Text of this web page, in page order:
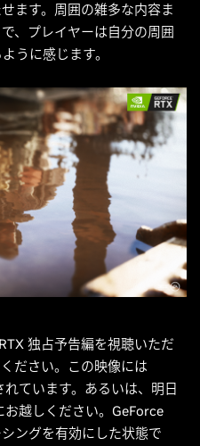
ます。周囲の雑多な内容ま
、プレイヤーは自分の周囲
うに感じます。
独占予告編を視聴いただ
ださい。この映像には
ています。あるいは、明日
お越しください。GeForce
ングを有効にした状態で